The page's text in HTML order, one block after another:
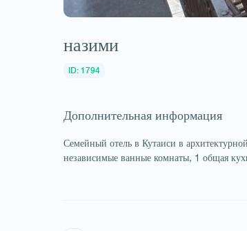
назими
ID: 1794
Дополнительная информация
Семейный отель в Кутаиси в
независимые ванные комнаты, 1 общая